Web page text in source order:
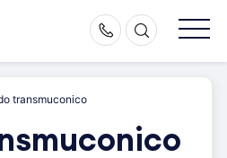
transmuconico